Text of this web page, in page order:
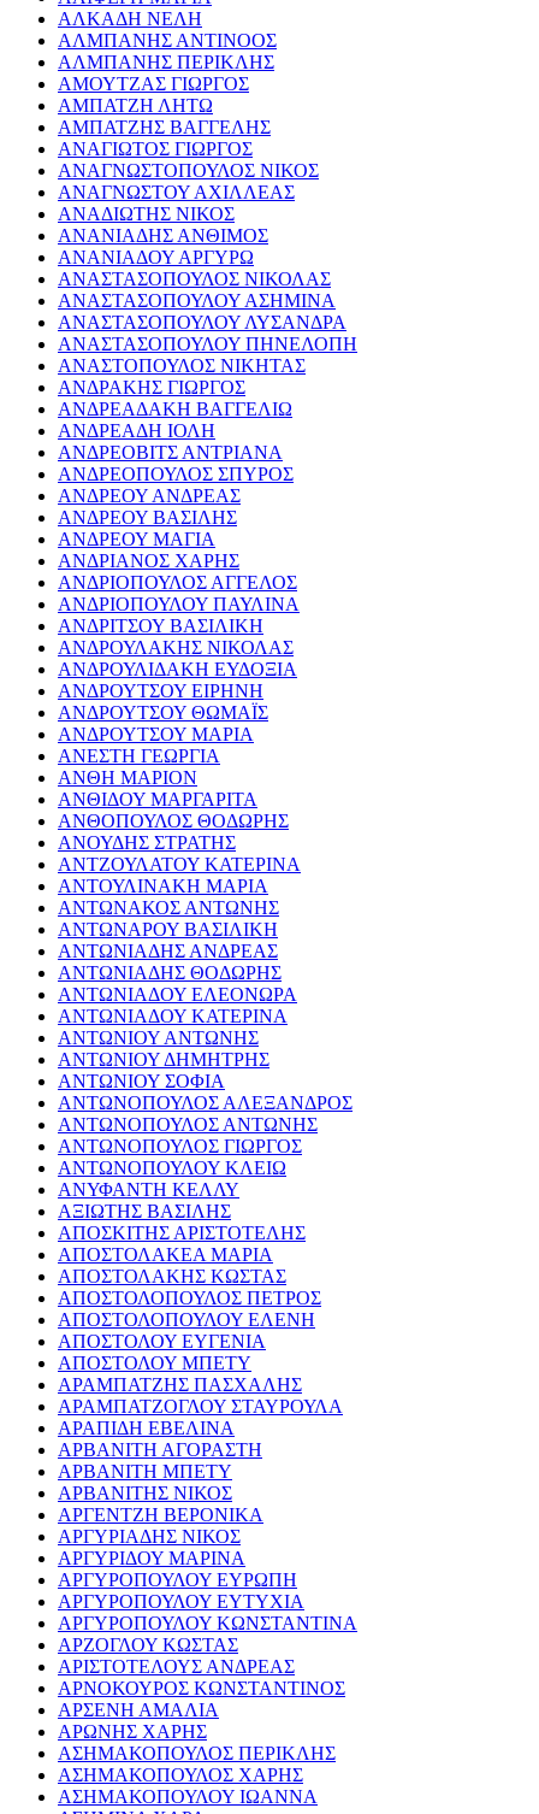
ΑΛΚΑΔΗ ΝΕΛΗ
ΑΛΜΠΑΝΗΣ ΑΝΤΙΝΟΟΣ
ΑΛΜΠΑΝΗΣ ΠΕΡΙΚΛΗΣ
ΑΜΟΥΤΖΑΣ ΓΙΩΡΓΟΣ
ΑΜΠΑΤΖΗ ΛΗΤΩ
ΑΜΠΑΤΖΗΣ ΒΑΓΓΕΛΗΣ
ΑΝΑΓΙΩΤΟΣ ΓΙΩΡΓΟΣ
ΑΝΑΓΝΩΣΤΟΠΟΥΛΟΣ ΝΙΚΟΣ
ΑΝΑΓΝΩΣΤΟΥ ΑΧΙΛΛΕΑΣ
ΑΝΑΔΙΩΤΗΣ ΝΙΚΟΣ
ΑΝΑΝΙΑΔΗΣ ΑΝΘΙΜΟΣ
ΑΝΑΝΙΑΔΟΥ ΑΡΓΥΡΩ
ΑΝΑΣΤΑΣΟΠΟΥΛΟΣ ΝΙΚΟΛΑΣ
ΑΝΑΣΤΑΣΟΠΟΥΛΟΥ ΑΣΗΜΙΝΑ
ΑΝΑΣΤΑΣΟΠΟΥΛΟΥ ΛΥΣΑΝΔΡΑ
ΑΝΑΣΤΑΣΟΠΟΥΛΟΥ ΠΗΝΕΛΟΠΗ
ΑΝΑΣΤΟΠΟΥΛΟΣ ΝΙΚΗΤΑΣ
ΑΝΔΡΑΚΗΣ ΓΙΩΡΓΟΣ
ΑΝΔΡΕΑΔΑΚΗ ΒΑΓΓΕΛΙΩ
ΑΝΔΡΕΑΔΗ ΙΟΛΗ
ΑΝΔΡΕΟΒΙΤΣ ΑΝΤΡΙΑΝΑ
ΑΝΔΡΕΟΠΟΥΛΟΣ ΣΠΥΡΟΣ
ΑΝΔΡΕΟΥ ΑΝΔΡΕΑΣ
ΑΝΔΡΕΟΥ ΒΑΣΙΛΗΣ
ΑΝΔΡΕΟΥ ΜΑΓΙΑ
ΑΝΔΡΙΑΝΟΣ ΧΑΡΗΣ
ΑΝΔΡΙΟΠΟΥΛΟΣ ΑΓΓΕΛΟΣ
ΑΝΔΡΙΟΠΟΥΛΟΥ ΠΑΥΛΙΝΑ
ΑΝΔΡΙΤΣΟΥ ΒΑΣΙΛΙΚΗ
ΑΝΔΡΟΥΛΑΚΗΣ ΝΙΚΟΛΑΣ
ΑΝΔΡΟΥΛΙΔΑΚΗ ΕΥΔΟΞΙΑ
ΑΝΔΡΟΥΤΣΟΥ ΕΙΡΗΝΗ
ΑΝΔΡΟΥΤΣΟΥ ΘΩΜΑΪΣ
ΑΝΔΡΟΥΤΣΟΥ ΜΑΡΙΑ
ΑΝΕΣΤΗ ΓΕΩΡΓΙΑ
ΑΝΘΗ ΜΑΡΙΟΝ
ΑΝΘΙΔΟΥ ΜΑΡΓΑΡΙΤΑ
ΑΝΘΟΠΟΥΛΟΣ ΘΟΔΩΡΗΣ
ΑΝΟΥΔΗΣ ΣΤΡΑΤΗΣ
ΑΝΤΖΟΥΛΑΤΟΥ ΚΑΤΕΡΙΝΑ
ΑΝΤΟΥΛΙΝΑΚΗ ΜΑΡΙΑ
ΑΝΤΩΝΑΚΟΣ ΑΝΤΩΝΗΣ
ΑΝΤΩΝΑΡΟΥ ΒΑΣΙΛΙΚΗ
ΑΝΤΩΝΙΑΔΗΣ ΑΝΔΡΕΑΣ
ΑΝΤΩΝΙΑΔΗΣ ΘΟΔΩΡΗΣ
ΑΝΤΩΝΙΑΔΟΥ ΕΛΕΟΝΩΡΑ
ΑΝΤΩΝΙΑΔΟΥ ΚΑΤΕΡΙΝΑ
ΑΝΤΩΝΙΟΥ ΑΝΤΩΝΗΣ
ΑΝΤΩΝΙΟΥ ΔΗΜΗΤΡΗΣ
ΑΝΤΩΝΙΟΥ ΣΟΦΙΑ
ΑΝΤΩΝΟΠΟΥΛΟΣ ΑΛΕΞΑΝΔΡΟΣ
ΑΝΤΩΝΟΠΟΥΛΟΣ ΑΝΤΩΝΗΣ
ΑΝΤΩΝΟΠΟΥΛΟΣ ΓΙΩΡΓΟΣ
ΑΝΤΩΝΟΠΟΥΛΟΥ ΚΛΕΙΩ
ΑΝΥΦΑΝΤΗ ΚΕΛΛΥ
ΑΞΙΩΤΗΣ ΒΑΣΙΛΗΣ
ΑΠΟΣΚΙΤΗΣ ΑΡΙΣΤΟΤΕΛΗΣ
ΑΠΟΣΤΟΛΑΚΕΑ ΜΑΡΙΑ
ΑΠΟΣΤΟΛΑΚΗΣ ΚΩΣΤΑΣ
ΑΠΟΣΤΟΛΟΠΟΥΛΟΣ ΠΕΤΡΟΣ
ΑΠΟΣΤΟΛΟΠΟΥΛΟΥ ΕΛΕΝΗ
ΑΠΟΣΤΟΛΟΥ ΕΥΓΕΝΙΑ
ΑΠΟΣΤΟΛΟΥ ΜΠΕΤΥ
ΑΡΑΜΠΑΤΖΗΣ ΠΑΣΧΑΛΗΣ
ΑΡΑΜΠΑΤΖΟΓΛΟΥ ΣΤΑΥΡΟΥΛΑ
ΑΡΑΠΙΔΗ ΕΒΕΛΙΝΑ
ΑΡΒΑΝΙΤΗ ΑΓΟΡΑΣΤΗ
ΑΡΒΑΝΙΤΗ ΜΠΕΤΥ
ΑΡΒΑΝΙΤΗΣ ΝΙΚΟΣ
ΑΡΓΕΝΤΖΗ ΒΕΡΟΝΙΚΑ
ΑΡΓΥΡΙΑΔΗΣ ΝΙΚΟΣ
ΑΡΓΥΡΙΔΟΥ ΜΑΡΙΝΑ
ΑΡΓΥΡΟΠΟΥΛΟΥ ΕΥΡΩΠΗ
ΑΡΓΥΡΟΠΟΥΛΟΥ ΕΥΤΥΧΙΑ
ΑΡΓΥΡΟΠΟΥΛΟΥ ΚΩΝΣΤΑΝΤΙΝΑ
ΑΡΖΟΓΛΟΥ ΚΩΣΤΑΣ
ΑΡΙΣΤΟΤΕΛΟΥΣ ΑΝΔΡΕΑΣ
ΑΡΝΟΚΟΥΡΟΣ ΚΩΝΣΤΑΝΤΙΝΟΣ
ΑΡΣΕΝΗ ΑΜΑΛΙΑ
ΑΡΩΝΗΣ ΧΑΡΗΣ
ΑΣΗΜΑΚΟΠΟΥΛΟΣ ΠΕΡΙΚΛΗΣ
ΑΣΗΜΑΚΟΠΟΥΛΟΣ ΧΑΡΗΣ
ΑΣΗΜΑΚΟΠΟΥΛΟΥ ΙΩΑΝΝΑ